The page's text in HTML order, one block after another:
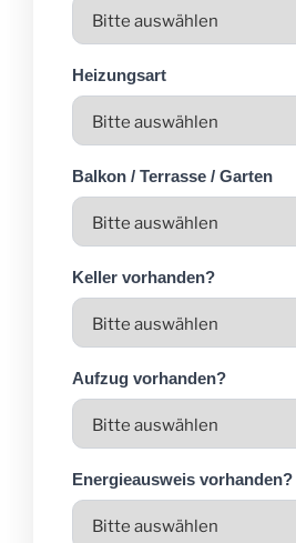
Heizungsart
Balkon / Terrasse / Garten
Keller vorhanden?
Aufzug vorhanden?
Energieausweis vorhanden?